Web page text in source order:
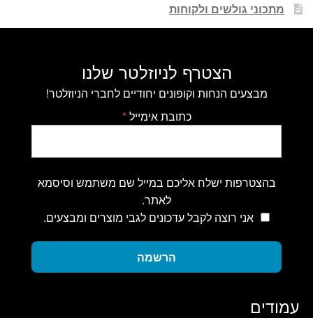
מתכוני גולשים ולקוחות
הצטרף לניוזלטר שלנו
מבצעים הנחות וקופונים יחודיים לחברי הניוזלטר!
כתובת אימייל*
בהצטרפות ישלח אליכם במייל שם משתמש וסיסמא
לאתר.
אני רוצה לקבל עדכונים לגבי מוצרים ומבצעים.
הרשמה
עמודים